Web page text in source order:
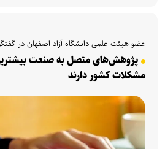
عضو هیئت علمی دانشگاه آزاد اصفهان در گفتگو
پژوهش‌های متصل به صنعت
مشکلات کشور دارند